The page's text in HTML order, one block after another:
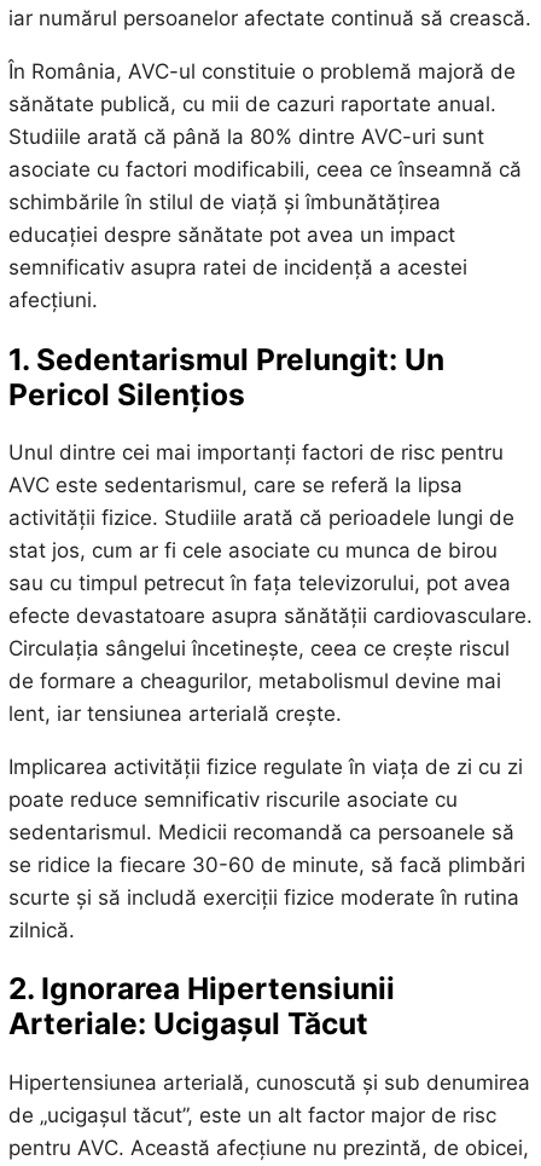
iar numărul persoanelor afectate continuă să crească.
În România, AVC-ul constituie o problemă majoră de
sănătate publică, cu mii de cazuri raportate anual.
Studiile arată că până la 80% dintre AVC-uri sunt
asociate cu factori modificabili, ceea ce înseamnă că
schimbările în stilul de viață și îmbunătățirea
educației despre sănătate pot avea un impact
semnificativ asupra ratei de incidență a acestei
afecțiuni.
1. Sedentarismul Prelungit: Un
Pericol Silențios
Unul dintre cei mai importanți factori de risc pentru
AVC este sedentarismul, care se referă la lipsa
activității fizice. Studiile arată că perioadele lungi de
stat jos, cum ar fi cele asociate cu munca de birou
sau cu timpul petrecut în fața televizorului, pot avea
efecte devastatoare asupra sănătății cardiovasculare.
Circulația sângelui încetinește, ceea ce crește riscul
de formare a cheagurilor, metabolismul devine mai
lent, iar tensiunea arterială crește.
Implicarea activității fizice regulate în viața de zi cu zi
poate reduce semnificativ riscurile asociate cu
sedentarismul. Medicii recomandă ca persoanele să
se ridice la fiecare 30-60 de minute, să facă plimbări
scurte și să includă exerciții fizice moderate în rutina
zilnică.
2. Ignorarea Hipertensiunii
Arteriale: Ucigașul Tăcut
Hipertensiunea arterială, cunoscută și sub denumirea
de „ucigașul tăcut”, este un alt factor major de risc
pentru AVC. Această afecțiune nu prezintă, de obicei,